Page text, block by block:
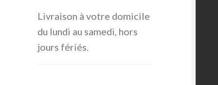
Livraison à votre domicile
du lundi au samedi, hors
jours fériés.